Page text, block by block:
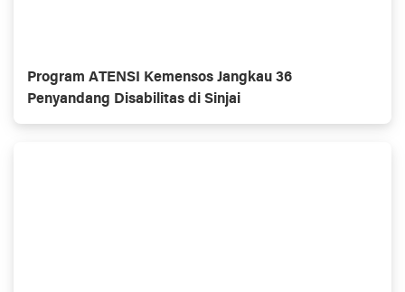
Program ATENSI Kemensos Jangkau 36
Penyandang Disabilitas di Sinjai